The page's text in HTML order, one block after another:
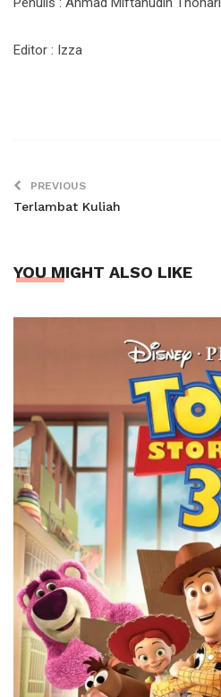
Editor : Izza
PREVIOUS
Terlambat Kuliah
YOU MIGHT ALSO LIKE